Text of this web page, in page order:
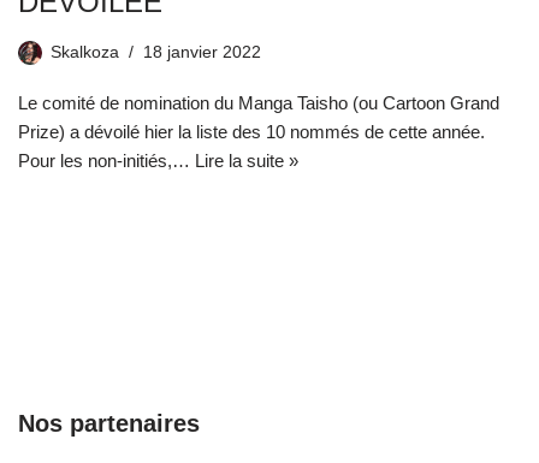
Skalkoza 18 janvier 2022
Le comité de nomination du Manga Taisho (ou Cartoon Grand
Prize) a dévoilé hier la liste des 10 nommés de cette année.
Pour les non-initiés,… Lire la suite »
Nos partenaires